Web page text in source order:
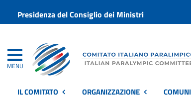
Presidenza del Consiglio dei Ministri
MENU
IL COMITATO ORGANIZZAZIONE